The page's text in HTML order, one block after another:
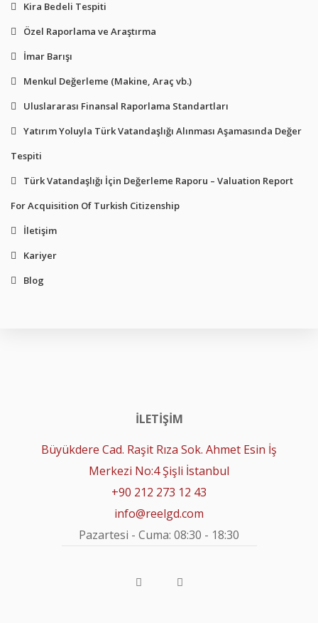
Kira Bedeli Tespiti
Özel Raporlama ve Araştırma
İmar Barışı
Menkul Değerleme (Makine, Araç vb.)
Uluslararası Finansal Raporlama Standartları
Yatırım Yoluyla Türk Vatandaşlığı Alınması Aşamasında Değer
Tespiti
Türk Vatandaşlığı İçin Değerleme Raporu – Valuation Report
For Acquisition Of Turkish Citizenship
İletişim
Kariyer
Blog
İLETIŞIM
Büyükdere Cad. Raşit Rıza Sok. Ahmet Esin İş
Merkezi No:4 Şişli İstanbul
+90 212 273 12 43
info@reelgd.com
Pazartesi - Cuma: 08:30 - 18:30